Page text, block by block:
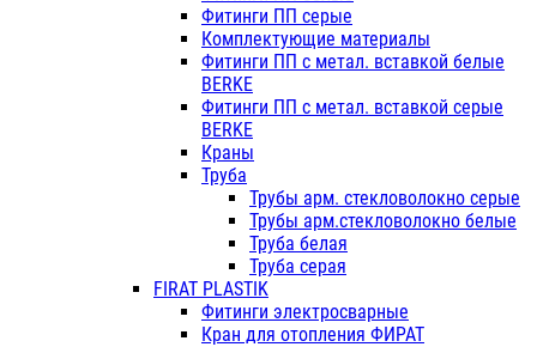
Фитинги ПП серые
Комплектующие материалы
Фитинги ПП с метал. вставкой белые
BERKE
Фитинги ПП с метал. вставкой серые
BERKE
Краны
Труба
Трубы арм. стекловолокно серые
Трубы арм.стекловолокно белые
Труба белая
Труба серая
FIRAT PLASTIK
Фитинги электросварные
Кран для отопления ФИРАТ